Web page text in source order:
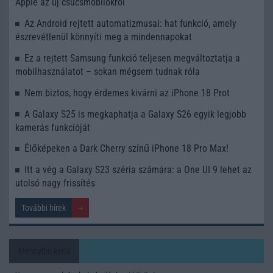
Apple az új csúcsmobilokról
Az Android rejtett automatizmusai: hat funkció, amely
észrevétlenül könnyíti meg a mindennapokat
Ez a rejtett Samsung funkció teljesen megváltoztatja a
mobilhasználatot – sokan mégsem tudnak róla
Nem biztos, hogy érdemes kivárni az iPhone 18 Prot
A Galaxy S25 is megkaphatja a Galaxy S26 egyik legjobb
kamerás funkcióját
Élőképeken a Dark Cherry színű iPhone 18 Pro Max!
Itt a vég a Galaxy S23 széria számára: a One UI 9 lehet az
utolsó nagy frissítés
További hírek